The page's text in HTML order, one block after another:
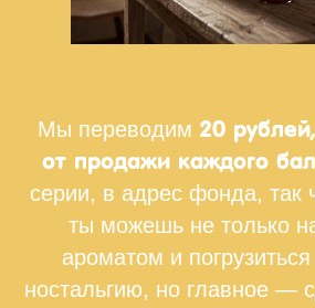
Мы переводим 20
от продажи каждого
серии, в адрес фонда, так
ты можешь не только
ароматом и
ностальгию, но главное —